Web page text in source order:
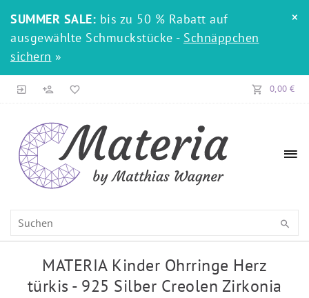
SUMMER SALE: bis zu 50 % Rabatt auf
ausgewählte Schmuckstücke - Schnäppchen
sichern »
×
0,00 €
MATERIA Kinder Ohrringe Herz
türkis - 925 Silber Creolen Zirkonia